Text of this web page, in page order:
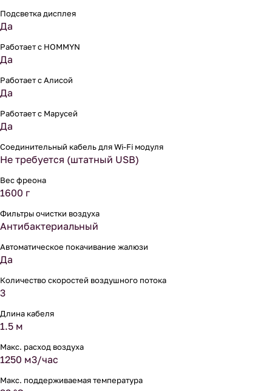
Подсветка дисплея
Да
Работает с HOMMYN
Да
Работает с Алисой
Да
Работает с Марусей
Да
Соединительный кабель для Wi-Fi модуля
Не требуется (штатный USB)
Вес фреона
1600 г
Фильтры очистки воздуха
Антибактериальный
Автоматическое покачивание жалюзи
Да
Количество скоростей воздушного потока
3
Длина кабеля
1.5 м
Макс. расход воздуха
1250 м3/час
Макс. поддерживаемая температура